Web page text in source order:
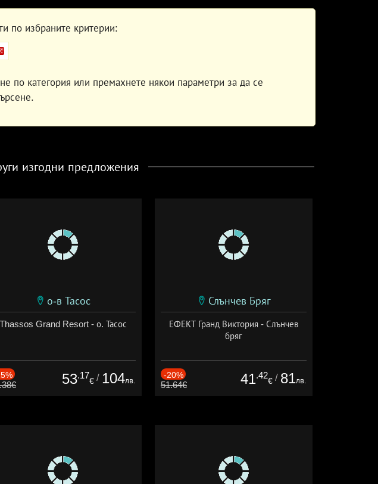
по избраните критерии:
по категория или премахнете някои параметри за да се
изгодни предложения
о-в Тасос
Thassos Grand Resort - о. Тасос
53.17
€ / 104лв.
Слънчев Бряг
ЕФЕКТ Гранд Виктория - Слънчев
бряг
-20%
51.64€ 41.42
€ / 81лв.